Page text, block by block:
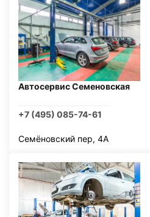
Автосервис Семеновская
+7 (495) 085-74-61
Семёновский пер, 4А